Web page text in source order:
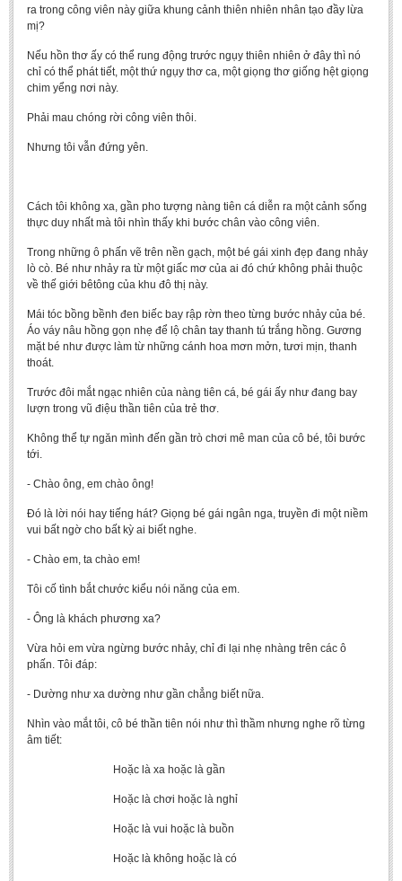
ra trong công viên này giữa khung cảnh thiên nhiên nhân tạo đầy lừa
mị?
Nếu hồn thơ ấy có thể rung động trước ngụy thiên nhiên ở đây thì nó
chỉ có thể phát tiết, một thứ ngụy thơ ca, một giọng thơ giống hệt giọng
chim yểng nơi này.
Phải mau chóng rời công viên thôi.
Nhưng tôi vẫn đứng yên.
Cách tôi không xa, gần pho tượng nàng tiên cá diễn ra một cảnh sống
thực duy nhất mà tôi nhìn thấy khi bước chân vào công viên.
Trong những ô phấn vẽ trên nền gạch, một bé gái xinh đẹp đang nhảy
lò cò. Bé như nhảy ra từ một giấc mơ của ai đó chứ không phải thuộc
về thế giới bêtông của khu đô thị này.
Mái tóc bồng bềnh đen biếc bay rập rờn theo từng bước nhảy của bé.
Áo váy nâu hồng gọn nhẹ để lộ chân tay thanh tú trắng hồng. Gương
mặt bé như được làm từ những cánh hoa mơn mởn, tươi mịn, thanh
thoát.
Trước đôi mắt ngạc nhiên của nàng tiên cá, bé gái ấy như đang bay
lượn trong vũ điệu thần tiên của trẻ thơ.
Không thể tự ngăn mình đến gần trò chơi mê man của cô bé, tôi bước
tới.
- Chào ông, em chào ông!
Đó là lời nói hay tiếng hát? Giọng bé gái ngân nga, truyền đi một niềm
vui bất ngờ cho bất kỳ ai biết nghe.
- Chào em, ta chào em!
Tôi cố tình bắt chước kiểu nói năng của em.
- Ông là khách phương xa?
Vừa hỏi em vừa ngừng bước nhảy, chỉ đi lại nhẹ nhàng trên các ô
phấn. Tôi đáp:
- Dường như xa dường như gần chẳng biết nữa.
Nhìn vào mắt tôi, cô bé thần tiên nói như thì thầm nhưng nghe rõ từng
âm tiết:
Hoặc là xa hoặc là gần
Hoặc là chơi hoặc là nghỉ
Hoặc là vui hoặc là buồn
Hoặc là không hoặc là có